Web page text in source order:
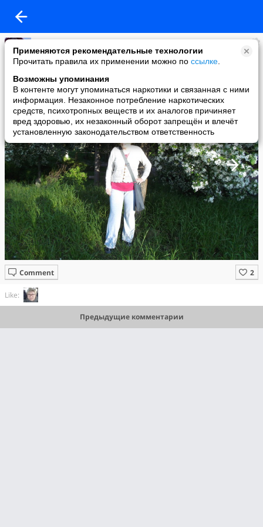
Применяются рекомендательные технологии
Прочитать правила их применении можно по ссылке
Возможны упоминания
В контенте могут упоминаться наркотики и связанная с ними
информация. Незаконное потребление наркотических
средств, психотропных веществ и их аналогов причиняет
вред здоровью, их незаконный оборот запрещён и влечёт
установленную законодательством ответственность
светлана
added a photo
29 May в 16:16
Comment
Like:
Предыдущие комментарии